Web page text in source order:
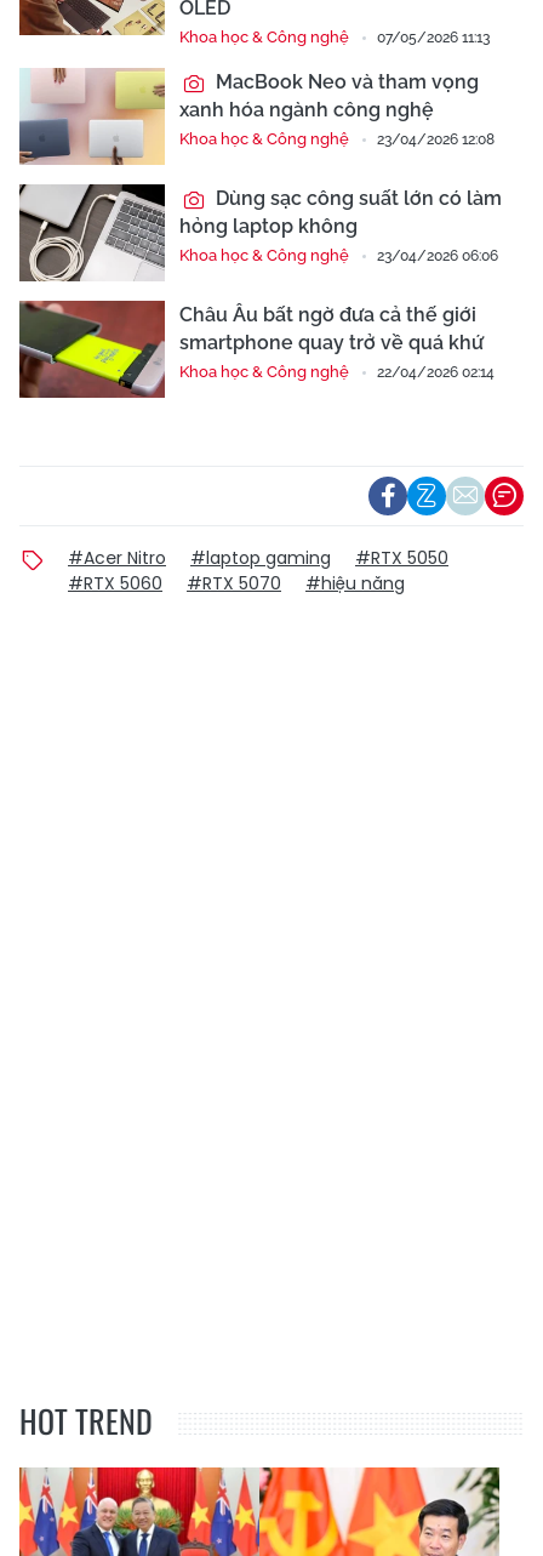
OLED
Khoa học & Công nghệ 07/05/2026 11:13
MacBook Neo và tham vọng
xanh hóa ngành công nghệ
Khoa học & Công nghệ 23/04/2026 12:08
Dùng sạc công suất lớn có làm
hỏng laptop không
Khoa học & Công nghệ 23/04/2026 06:06
Châu Âu bất ngờ đưa cả thế giới
smartphone quay trở về quá khứ
Khoa học & Công nghệ 22/04/2026 02:14
#Acer Nitro #laptop gaming
#RTX 5050
#RTX 5060
#RTX 5070 #hiệu năng
HOT TREND